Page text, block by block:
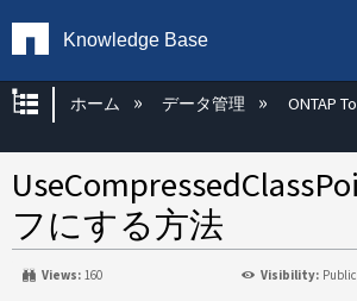
Knowledge Base
グローバル階層を展開/
ホーム データ管理 ONTAP
フにする方法
Views: 160 Visibility: Public